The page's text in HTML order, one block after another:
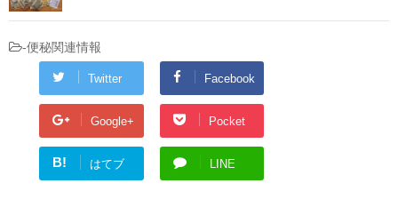
-便秘関連情報
Twitter Facebook
Google+ Pocket
B! はてブ LINE